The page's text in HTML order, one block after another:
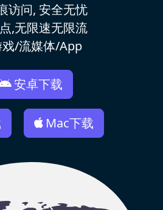
访问, 安全无忧
,无限速无限流
/流媒体/App
安卓下载
Mac下载